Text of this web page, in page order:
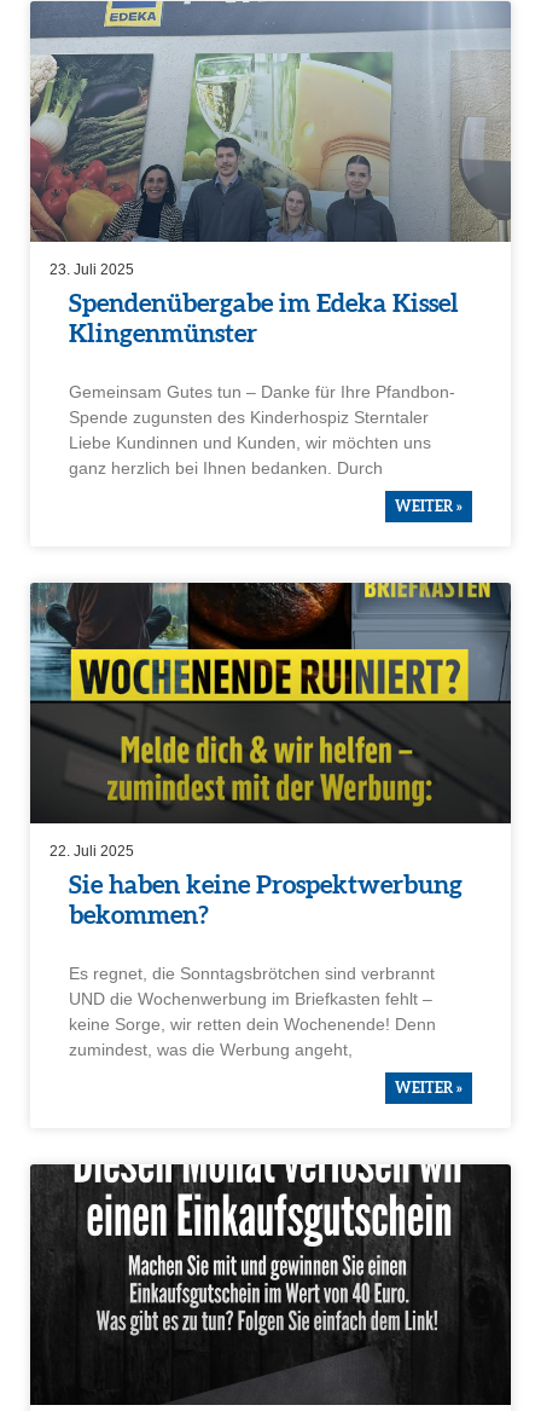
Spenden­über­gabe im Edeka Kissel
Klingen­münster
Gemeinsam Gutes tun – Danke für Ihre Pfandbon-
Spende zugunsten des Kinder­hospiz Stern­taler
Liebe Kundinnen und Kunden, wir möchten uns
ganz herzlich bei Ihnen bedanken. Durch
WEITER »
23. Juli 2025
Sie haben keine Prospekt­wer­bung
bekommen?
Es regnet, die Sonntags­bröt­chen sind verbrannt
UND die Wochen­wer­bung im Brief­kasten fehlt –
keine Sorge, wir retten dein Wochen­ende! Denn
zumin­dest, was die Werbung angeht,
WEITER »
22. Juli 2025